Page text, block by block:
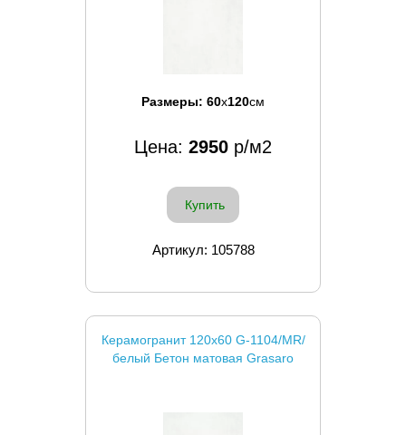
Размеры: 60x120см
Цена: 2950 р/м2
Купить
Артикул: 105788
Керамогранит 120x60 G-1104/MR/
белый Бетон матовая Grasaro